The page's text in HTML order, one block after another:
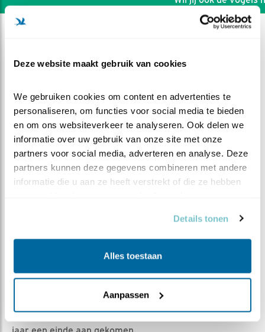
Deze website maakt gebruik van cookies
We gebruiken cookies om content en advertenties te
personaliseren, om functies voor social media te bieden
en om ons websiteverkeer te analyseren. Ook delen we
informatie over uw gebruik van onze site met onze
partners voor social media, adverteren en analyse. Deze
partners kunnen deze gegevens combineren met andere
informatie die u aan ze heeft verstrekt of die ze hebben
Details tonen
Alles toestaan
Aanpassen
In Memorial Roos Tol
|
Bewaar dit filmpje|
269x
Na al de seizoenen dat ik Roos met hand- en
spandiensten mocht ondersteunen is daar helaas dit